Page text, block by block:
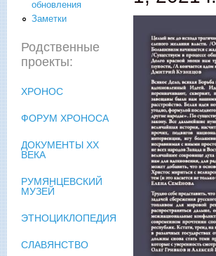
обновления
Заметки
Родственные
проекты:
ХРОНОС
ФОРУМ ХРОНОСА
ДОКУМЕНТЫ XX
ВЕКА
РУМЯНЦЕВСКИЙ
МУЗЕЙ
ЭТНОЦИКЛОПЕДИЯ
СЛАВЯНСТВО